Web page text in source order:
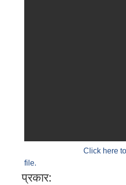
Click here
file.
प्रकार: